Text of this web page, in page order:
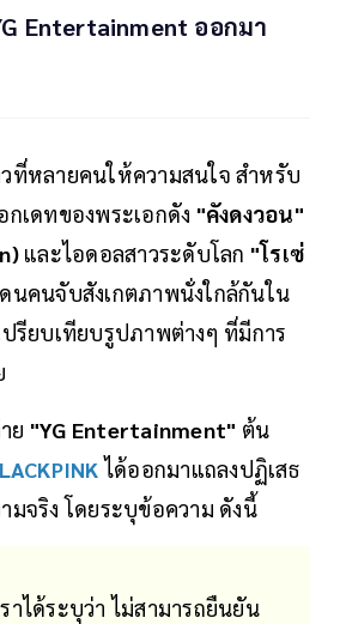
Entertainment ออกมา
ที่หลายคนให้ความสนใจ สำหรับ
กเดทของพระเอกดัง "คังดงวอน"
และไอดอลสาวระดับโลก "โรเซ่
นคนจับสังเกตภาพนั่งใกล้กันใน
ปรียบเทียบรูปภาพต่างๆ ที่มีการ
ย "YG Entertainment" ต้น
ได้ออกมาแถลงปฏิเสธ
มจริง โดยระบุข้อความ ดังนี้
ได้ระบุว่า ไม่สามารถยืนยัน